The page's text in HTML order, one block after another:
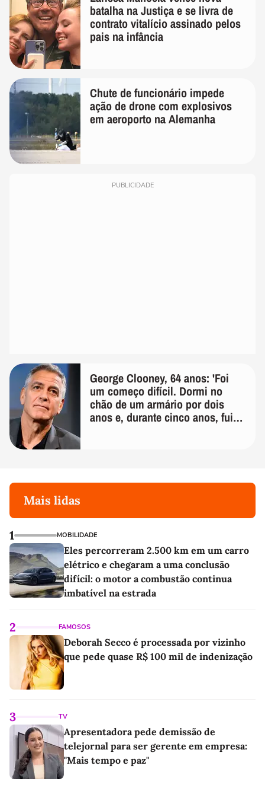
batalha na Justiça e se livra de
contrato vitalício assinado pelos
pais na infância
Chute de funcionário impede
ação de drone com explosivos
em aeroporto na Alemanha
PUBLICIDADE
George Clooney, 64 anos: 'Foi
um começo difícil. Dormi no
chão de um armário por dois
anos e, durante cinco anos, fui
Mais lidas
1 MOBILIDADE
Eles percorreram 2.500 km em um carro
elétrico e chegaram a uma conclusão
difícil: o motor a combustão continua
imbatível na estrada
2 FAMOSOS
Deborah Secco é processada por vizinho
que pede quase R$ 100 mil de indenização
3 TV
Apresentadora pede demissão de
telejornal para ser gerente em empresa:
"Mais tempo e paz"